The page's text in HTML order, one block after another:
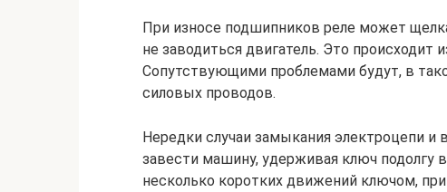
При износе подшипников реле может
не заводиться двигатель. Это происходит
Сопутствующими проблемами будут, в
силовых проводов.
Нередки случаи замыкания электроцепи и
завести машину, удерживая ключ подолгу
несколько коротких движений ключом,